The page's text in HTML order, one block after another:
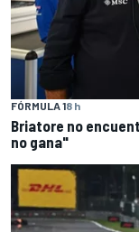
FÓRMULA 18 h
Briatore no
no gana"